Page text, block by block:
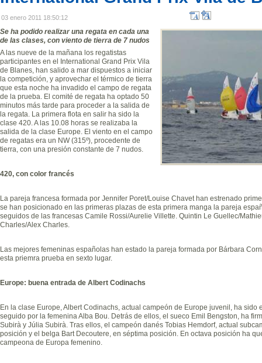
03 enero 2011 18:50:12
Se ha podido realizar una regata en cada una
de las clases, con viento de tierra de 7 nudos
A las nueve de la mañana los regatistas
participantes en el International Grand Prix Vila
de Blanes, han salido a mar dispuestos a iniciar
la competición, y aprovechar el térmico de tierra
que esta noche ha invadido el campo de regata
de la prueba. El comité de regata ha optado 50
minutos más tarde para proceder a la salida de
la regata. La primera flota en salir ha sido la
clase 420. A las 10.08 horas se realizaba la
salida de la clase Europe. El viento en el campo
de regatas era un NW (315º), procedente de
tierra, con una presión constante de 7 nudos.
420, con color francés
La pareja francesa formada por Jennifer Poret/Louise Chavet han estrenado
se han posicionado en las primeras plazas de esta primera manga la pareja
seguidos de las francesas Camile Rossi/Aurelie Villette. Quintin Le Guellec/
Charles/Alex Charles.
Las mejores femeninas españolas han estado la pareja formada por Bárbara
esta priemra prueba en sexto lugar.
Europe: buena entrada de Albert Codinachs
En la clase Europe, Albert Codinachs, actual campeón de Europe juvenil, ha sido
seguido por la femenina Alba Bou. Detrás de ellos, el sueco Emil Bengston, ha
Subirà y Júlia Subirà. Tras ellos, el campeón danés Tobias Hemdorf, actual
posición y el belga Bart Decoutere, en séptima posición. En octava posición ha
campeona de Europa femenino.